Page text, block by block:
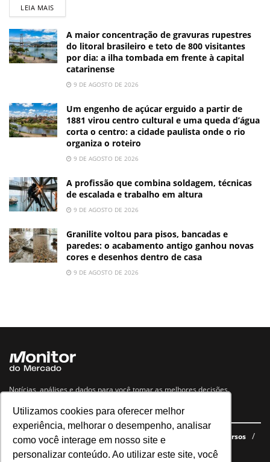
Utilizamos cookies para oferecer melhor
experiência, melhorar o desempenho, analisar
como você interage em nosso site e
personalizar conteúdo. Ao utilizar este site, você
LEIA MAIS
A maior concentração de gravuras rupestres
do litoral brasileiro e teto de 800 visitantes
por dia: a ilha tombada em frente à capital
catarinense
9 DE AGOSTO DE 2026
Um engenho de açúcar erguido a partir de
1881 virou centro cultural e uma queda d’água
corta o centro: a cidade paulista onde o rio
organiza o roteiro
9 DE AGOSTO DE 2026
A profissão que combina soldagem, técnicas
de escalada e trabalho em altura
9 DE AGOSTO DE 2026
Granilite voltou para pisos, bancadas e
paredes: o acabamento antigo ganhou novas
cores e desenhos dentro de casa
9 DE AGOSTO DE 2026
Notícias, análises e dados para você tomar as melhores decisões.
Navegue no site
Últimas notícias Quem somos E-books gratuitos
Cursos
Política de privacidade